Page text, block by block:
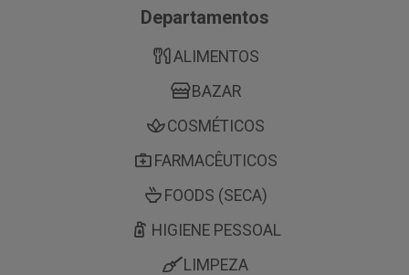
Departamentos
ALIMENTOS
BAZAR
COSMÉTICOS
FARMACÊUTICOS
FOODS (SECA)
HIGIENE PESSOAL
LIMPEZA